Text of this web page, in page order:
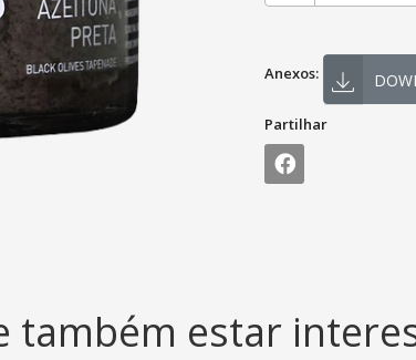
Anexos:
Partilhar
também estar